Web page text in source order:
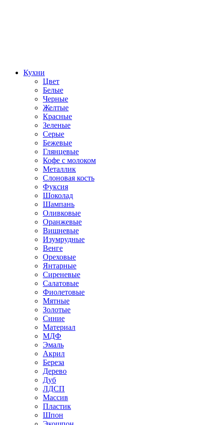
Кухни
Цвет
Белые
Черные
Желтые
Красные
Зеленые
Серые
Бежевые
Глянцевые
Кофе с молоком
Металлик
Слоновая кость
Фуксия
Шоколад
Шампань
Оливковые
Оранжевые
Вишневые
Изумрудные
Венге
Ореховые
Янтарные
Сиреневые
Салатовые
Фиолетовые
Мятные
Золотые
Синие
Материал
МДФ
Эмаль
Акрил
Береза
Дерево
Дуб
ЛДСП
Массив
Пластик
Шпон